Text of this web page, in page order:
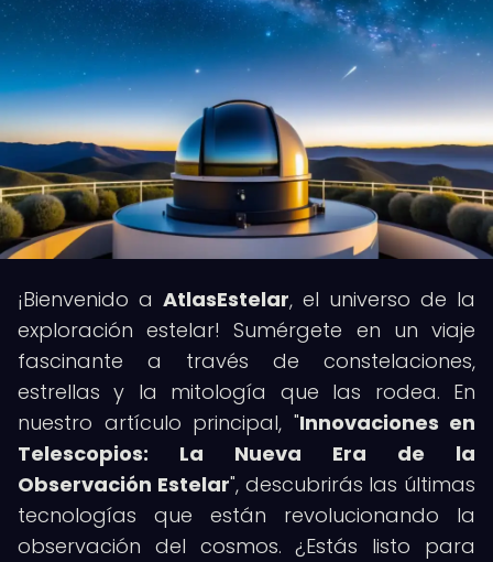
¡Bienvenido a AtlasEstelar, el universo de la
exploración estelar! Sumérgete en un viaje
fascinante a través de constelaciones,
estrellas y la mitología que las rodea. En
nuestro artículo principal, "Innovaciones en
Telescopios: La Nueva Era de la
Observación Estelar", descubrirás las últimas
tecnologías que están revolucionando la
observación del cosmos. ¿Estás listo para